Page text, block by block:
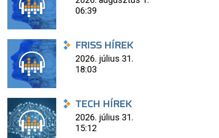
06:39
FRISS HÍREK
2026. július 31.
18:03
TECH HÍREK
2026. július 31.
15:12